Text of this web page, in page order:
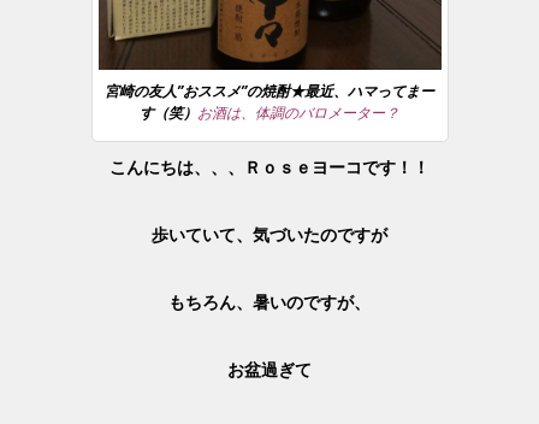
宮崎の友人”おススメ”の焼酎★最近、ハマってまー
す（笑） お酒は、体調のバロメーター？
こんにちは、、、Ｒｏｓｅヨーコです！！
歩いていて、気づいたのですが
もちろん、暑いのですが、
お盆過ぎて